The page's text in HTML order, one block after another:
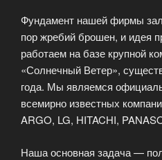
Фундамент нашей фирмы
пор жребий брошен, и идея
работаем на базе крупной
«Солнечный Ветер»,
года. Мы являемся
всемирно известных
ARGO, LG, HITACHI,
Наша основная задача —